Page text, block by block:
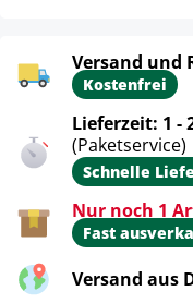
Versand und
Kostenfrei
Lieferzeit: 1 -
(Paketservice)
Schnelle
Nur noch 1
Fast
Versand aus